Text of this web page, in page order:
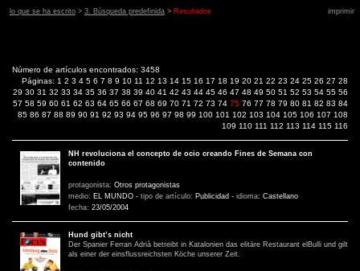
lo que se ha escrito> 3. Búsqueda predefinida> Resultados imprimir
Número de artículos encontrados: 3458
Páginas: 1 2 3 4 5 6 7 8 9 10 11 12 13 14 15 16 17 18 19 20 21 22 23 24 25 26 27 28
29 30 31 32 33 34 35 36 37 38 39 40 41 42 43 44 45 46 47 48 49 50 51 52 53 54 55 56
57 58 59 60 61 62 63 64 65 66 67 68 69 70 71 72 73 74 75 76 77 78 79 80 81 82 83 84
85 86 87 88 89 90 91 92 93 94 95 96 97 98 99 100 101 102 103 104 105 106 107 108
109 110 111 112 113 114 115 116
NH revoluciona el concepto de ocio creando Fines de Semana con
contenido
protagonista: Otros protagonistas
medio: EL MUNDO - tipo de artículo: Publicidad - idioma: Castellano
fecha: 23/05/2004
Hund gibt’s nicht
Der Spanier Ferran Adrià betreibt in Katalonien das elitäre Restaurant elBulli und gilt
als einer der einsflussreichsten Köche unserer Zeit.